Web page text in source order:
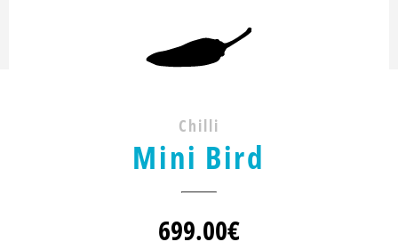
Chilli
Mini Bird
699.00€